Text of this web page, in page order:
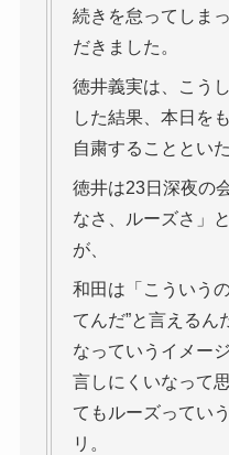
続きを怠ってしま
だきました。
徳井義実は、こう
した結果、本日を
自粛することとい
徳井は23日深夜の
なさ、ルーズさ」
が、
和田は「こういう
てんだ”と言えるん
なっていうイメー
言しにくいなって
てもルーズってい
リ。